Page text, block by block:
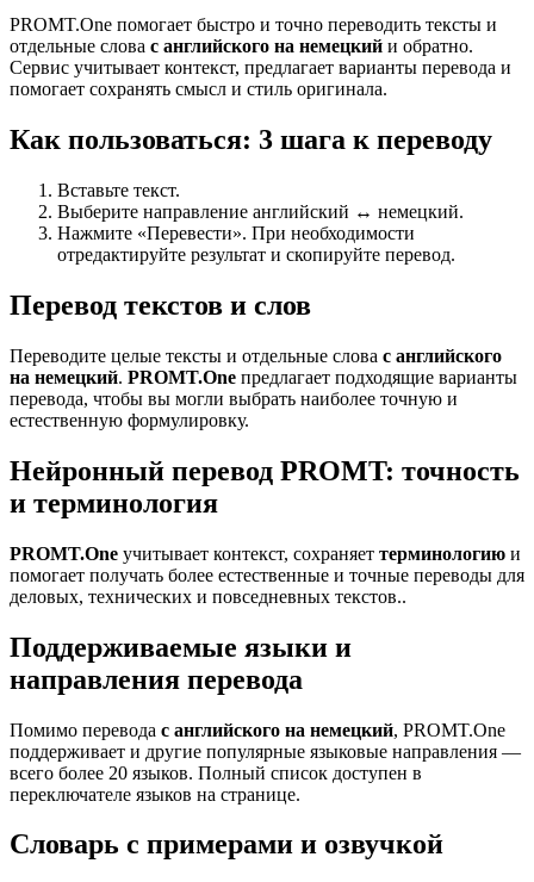
PROMT.One помогает быстро и точно переводить тексты и
отдельные слова с английского на немецкий и обратно.
Сервис учитывает контекст, предлагает варианты перевода и
помогает сохранять смысл и стиль оригинала.
Как пользоваться: 3 шага к переводу
Вставьте текст.
Выберите направление английский ↔ немецкий.
Нажмите «Перевести». При необходимости
отредактируйте результат и скопируйте перевод.
Перевод текстов и слов
Переводите целые тексты и отдельные слова с английского
на немецкий. PROMT.One предлагает подходящие варианты
перевода, чтобы вы могли выбрать наиболее точную и
естественную формулировку.
Нейронный перевод PROMT: точность
и терминология
PROMT.One учитывает контекст, сохраняет терминологию и
помогает получать более естественные и точные переводы для
деловых, технических и повседневных текстов..
Поддерживаемые языки и
направления перевода
Помимо перевода с английского на немецкий, PROMT.One
поддерживает и другие популярные языковые направления —
всего более 20 языков. Полный список доступен в
переключателе языков на странице.
Словарь с примерами и озвучкой